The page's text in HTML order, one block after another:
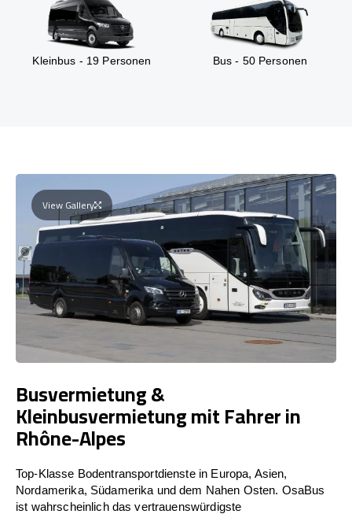
Kleinbus - 19 Personen Bus - 50 Personen
View Gallery
Busvermietung &
Kleinbusvermietung mit Fahrer in
Rhône-Alpes
Top-Klasse Bodentransportdienste in Europa, Asien,
Nordamerika, Südamerika und dem Nahen Osten. OsaBus
ist wahrscheinlich das vertrauenswürdigste